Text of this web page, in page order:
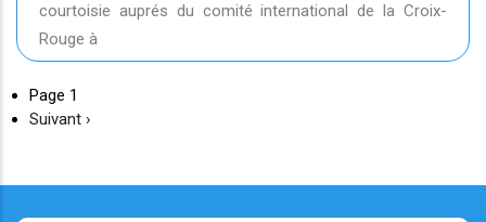
courtoisie auprés du comité international de la Croix-
Rouge à
Page 1
Page
Suivant ›